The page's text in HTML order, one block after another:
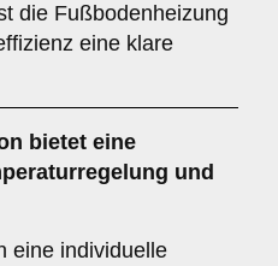
die Fußbodenheizung
eine klare
bietet eine
und
eine individuelle